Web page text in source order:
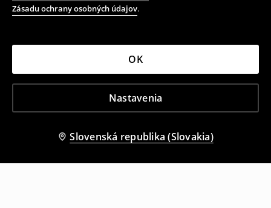
Zásadu ochrany osobných údajov.
Nastavenia
OK
Slovenská republika (Slovakia)